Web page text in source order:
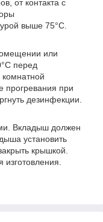
от контакта с
выше 75°С.
или
перед
комнатной
прогревания при
дезинфекции.
Вкладыш должен
установить
крышкой.